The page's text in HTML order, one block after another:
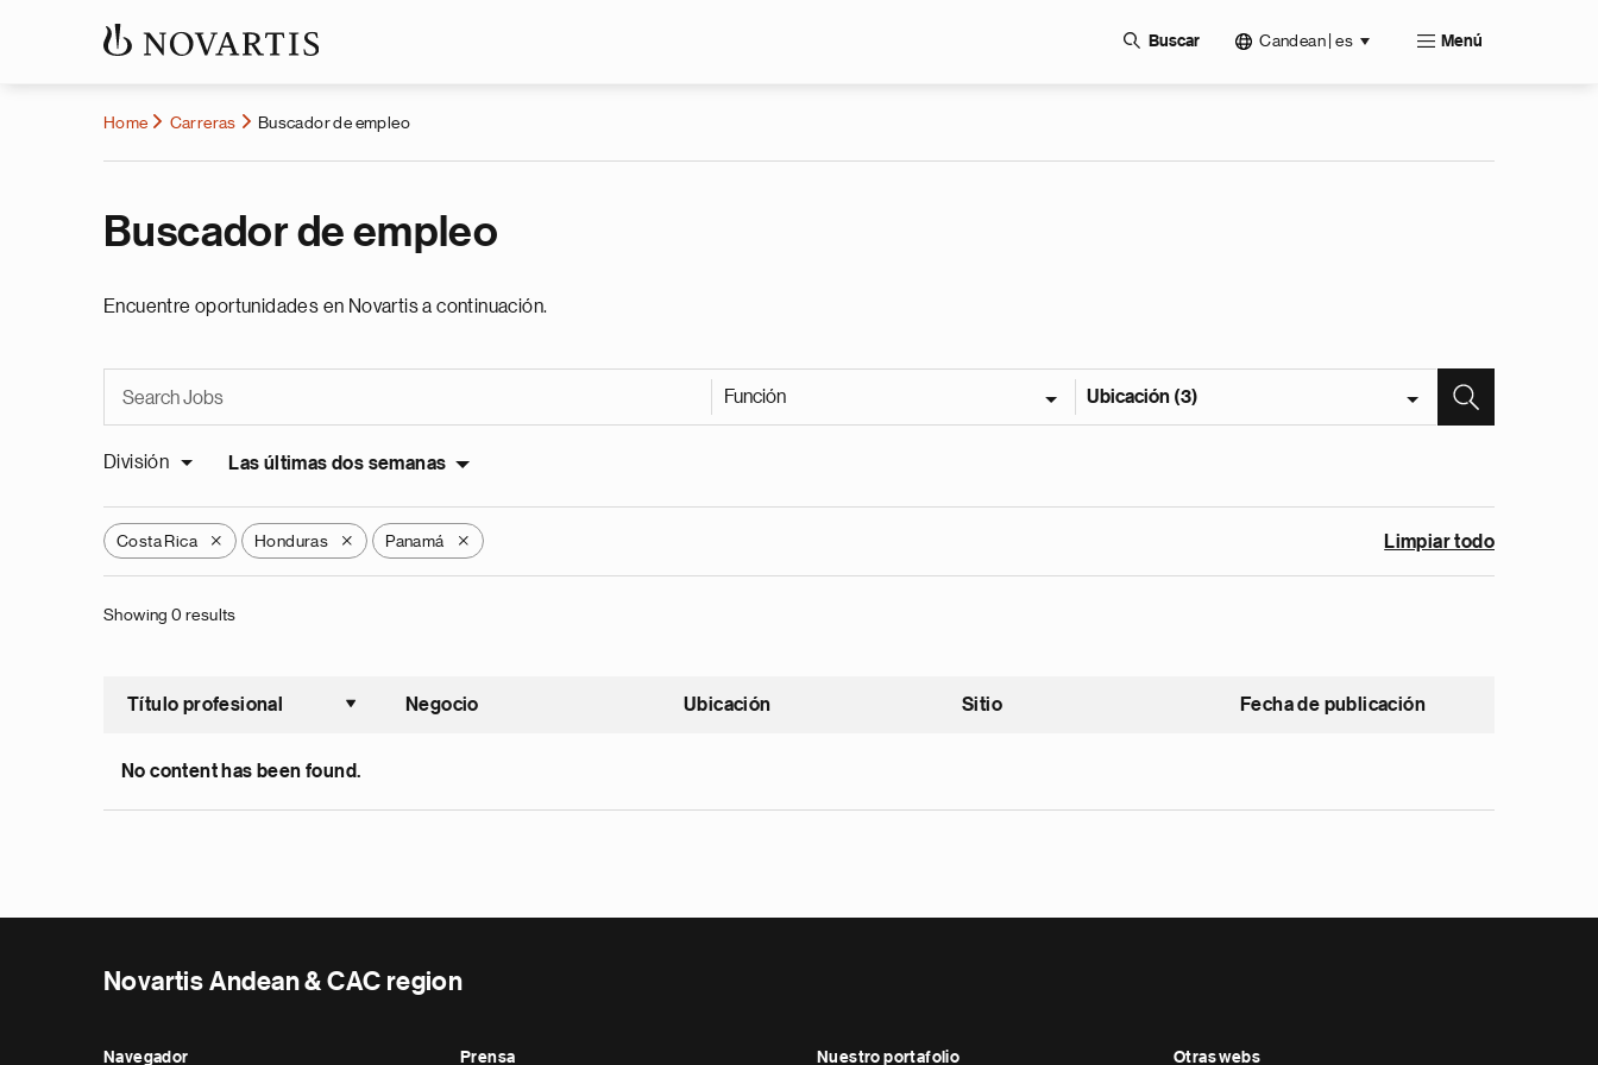
Buscar Candean | es Menú
Home Carreras Buscador de empleo
Buscador de empleo
Encuentre oportunidades en Novartis a continuación.
Función Ubicación (3)
División Las últimas dos semanas
Costa Rica X Honduras X Panamá X Limpiar todo
Showing 0 results
Título profesional
Ordenar ascendente
Negocio Ubicación Sitio Fecha de publicación
No content has been found.
Novartis Andean & CAC region
Navegador Prensa Nuestro portafolio Otras webs